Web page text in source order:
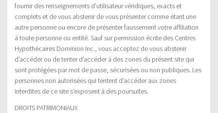
fournir des renseignements d’utilisateur véridiques, exacts et
complets et de vous abstenir de vous présenter comme étant une
autre personne ou encore de présenter faussement votre affiliation
à toute personne ou entité. Sauf sur permission écrite des Centres
Hypothécaires Dominion Inc., vous acceptez de vous abstenir
d’accéder ou de tenter d’accéder à des zones du présent site qui
sont protégées par mot de passe, sécurisées ou non publiques. Les
personnes non autorisées qui tentent d’accéder aux zones
interdites de ce site s’exposent à des poursuites.
DROITS PATRIMONIAUX